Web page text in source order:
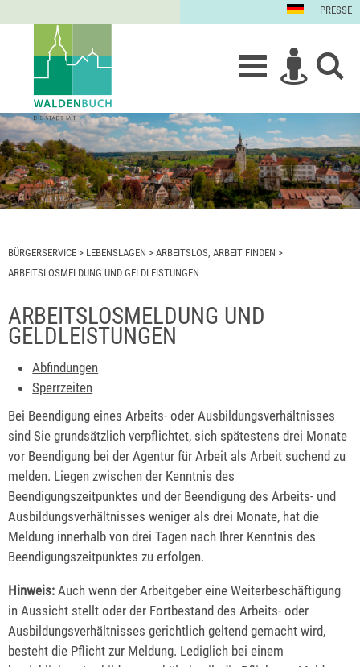
PRESSE
BÜRGERSERVICE > LEBENSLAGEN > ARBEITSLOS, ARBEIT FINDEN >
ARBEITSLOSMELDUNG UND GELDLEISTUNGEN
ARBEITSLOSMELDUNG UND
GELDLEISTUNGEN
Abfindungen
Sperrzeiten
Bei Beendigung eines Arbeits- oder Ausbildungsverhältnisses
sind Sie grundsätzlich verpflichtet, sich spätestens drei Monate
vor Beendigung bei der Agentur für Arbeit als Arbeit suchend zu
melden. Liegen zwischen der Kenntnis des
Beendigungszeitpunktes und der Beendigung des Arbeits- und
Ausbildungsverhältnisses weniger als drei Monate, hat die
Meldung innerhalb von drei Tagen nach Ihrer Kenntnis des
Beendigungszeitpunktes zu erfolgen.
Hinweis: Auch wenn der Arbeitgeber eine Weiterbeschäftigung
in Aussicht stellt oder der Fortbestand des Arbeits- oder
Ausbildungsverhältnisses gerichtlich geltend gemacht wird,
besteht die Pflicht zur Meldung. Lediglich bei einem